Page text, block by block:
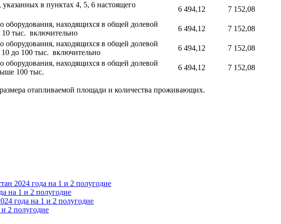
в пунктах 4, 5, 6 настоящего
6 494,12
7 152,08
оборудования, находящихся в общей долевой
10 тыс. включительно
6 494,12
7 152,08
оборудования, находящихся в общей долевой
до 100 тыс. включительно
6 494,12
7 152,08
оборудования, находящихся в общей долевой
100 тыс.
6 494,12 7 152,08
отапливаемой площади и количества проживающих.
2024 года на 1 и 2 полугодие
на 1 и 2 полугодие
года на 1 и 2 полугодие
2 полугодие